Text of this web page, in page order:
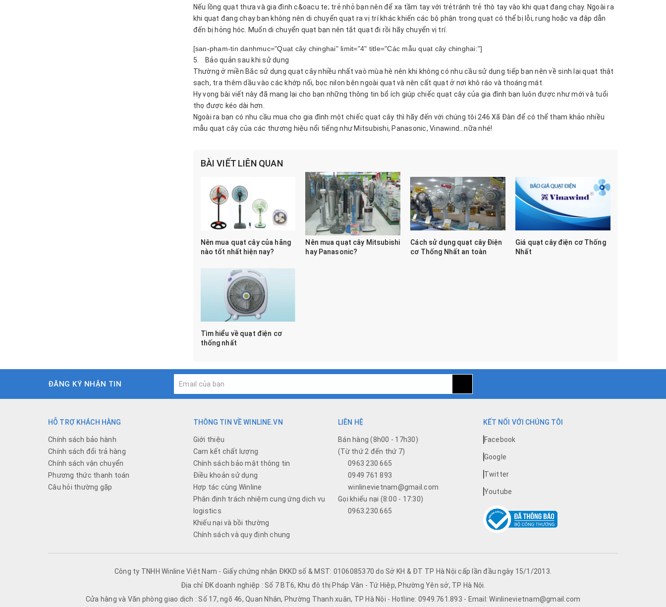
Nếu lồng quạt thưa và gia đình c&oacu te; trẻ nhỏ bạn nên để xa tầm tay với trẻtránh trẻ thò tay vào khi quạt đang chạy. Ngoài ra
khi quạt đang chạy bạn không nên di chuyển quạt ra vị trí khác khiến các bộ phận trong quạt có thể bị lỗi, rung hoặc va đập dẫn
đến bị hỏng hóc. Muốn di chuyển quạt bạn nên tắt quạt đi rồi hãy chuyển vị trí.
[san-pham-tin danhmuc="Quạt cây chinghai" limit="4" title="Các mẫu quạt cây chinghai:"]
5. Bảo quản sau khi sử dụng
Thường ở miền Bắc sử dụng quạt cây nhiều nhất vaò mùa hè nên khi không có nhu cầu sử dụng tiếp bạn nên về sinh lại quạt thật
sạch, tra thêm dầu vào các khớp nối, bọc nilon bên ngoài quạt và nên cất quạt ở nơi khô ráo và thoáng mát.
Hy vọng bài viết này đã mang lại cho bạn những thông tin bổ ích giúp chiếc quạt cây của gia đình bạn luôn được như mới và tuổi
thọ được kéo dài hơn.
Ngoài ra bạn có nhu cầu mua cho gia đình một chiếc quạt cây thì hãy đến với chúng tôi 246 Xã Đàn để có thể tham khảo nhiều
mẫu quạt cây của các thương hiệu nổi tiếng như Mitsubishi, Panasonic, Vinawind…nữa nhé!
BÀI VIẾT LIÊN QUAN
Nên mua quạt cây của hãng
nào tốt nhất hiện nay?
Nên mua quạt cây Mitsubishi
hay Panasonic?
Cách sử dụng quạt cây Điện
cơ Thống Nhất an toàn
Giá quạt cây điện cơ Thống
Nhất
Tìm hiểu về quạt điện cơ
thống nhất
ĐĂNG KÝ NHẬN TIN
HỖ TRỢ KHÁCH HÀNG
Chính sách bảo hành
Chính sách đổi trả hàng
Chính sách vận chuyển
Phương thức thanh toán
Câu hỏi thường gặp
THÔNG TIN VỀ WINLINE.VN
Giới thiệu
Cam kết chất lượng
Chính sách bảo mật thông tin
Điều khoản sử dụng
Hợp tác cùng Winline
Phân định trách nhiệm cung ứng dịch vụ
logistics
Khiếu nại và bồi thường
Chính sách và quy định chung
LIÊN HỆ
Bán hàng (8h00 - 17h30)
(Từ thứ 2 đến thứ 7)
0963 230 665
0949 761 893
winlinevietnam@gmail.com
Gọi khiếu nại (8:00 - 17:30)
0963.230.665
KẾT NỐI VỚI CHÚNG TÔI
Facebook
Google
Twitter
Youtube
Công ty TNHH Winline Việt Nam - Giấy chứng nhận ĐKKD số & MST: 0106085370 do Sở KH & ĐT TP Hà Nội cấp lần đầu ngày 15/1/2013.
Địa chỉ ĐK doanh nghiệp : Số 7 BT6, Khu đô thị Pháp Vân - Tứ Hiệp, Phường Yên sở, TP Hà Nội.
Cửa hàng và Văn phòng giao dịch : Số 17, ngõ 46, Quan Nhân, Phường Thanh xuân, TP Hà Nội - Hotline: 0949.761.893 - Email: Winlinevietnam@gmail.com